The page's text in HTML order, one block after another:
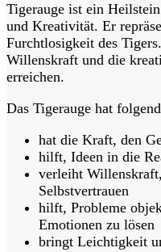
Tigerauge ist ein
und Kreativität. Er
Furchtlosigkeit des
Willenskraft und die
erreichen.
Das Tigerauge hat
hat die Kraft, den
hilft, Ideen in die
verleiht
Selbstvertrauen
hilft, Probleme
Emotionen zu lösen
bringt Leichtigkeit